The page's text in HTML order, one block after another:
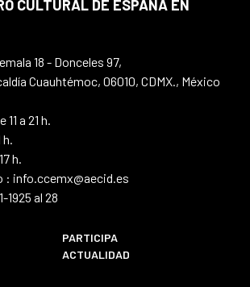
CULTURAL DE ESPAÑA EN
18 - Donceles 97,
Cuauhtémoc, 06010, CDMX., México
a 21 h.
h.
: info.ccemx@aecid.es
1925 al 28
PARTICIPA
ACTUALIDAD